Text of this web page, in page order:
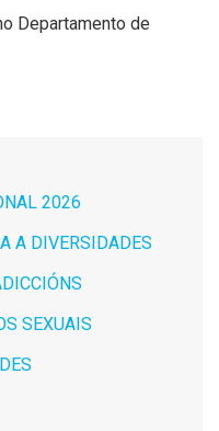
Departamento de
2026
A DIVERSIDADES
SEXUAIS